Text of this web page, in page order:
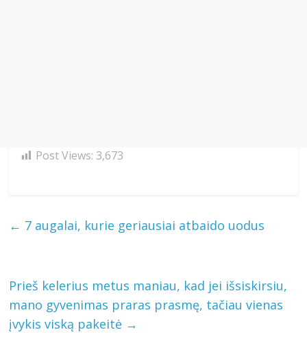
Post Views: 3,673
← 7 augalai, kurie geriausiai atbaido uodus
Prieš kelerius metus maniau, kad jei išsiskirsiu,
mano gyvenimas praras prasmę, tačiau vienas
įvykis viską pakeitė →